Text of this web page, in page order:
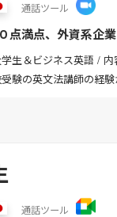
通話ツール
点満点、外資系企
生＆ビジネス英語 /
験の英文法講師の経
通話ツール